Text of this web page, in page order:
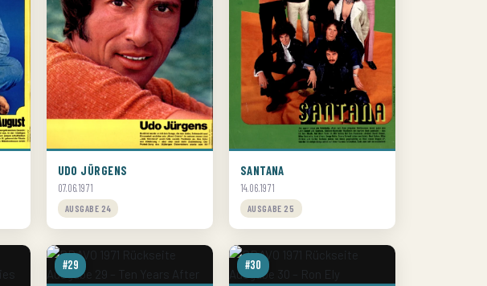
UDO JÜRGENS
07.06.1971
AUSGABE 24
SANTANA
14.06.1971
AUSGABE 25
#29 #30